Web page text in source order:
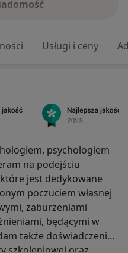
Usługi i ceny
psychologiem
na podejściu
jest dedykowane
poczuciem własnej
zaburzeniami
będącymi w
także doświadczenie
szkoleniowej oraz